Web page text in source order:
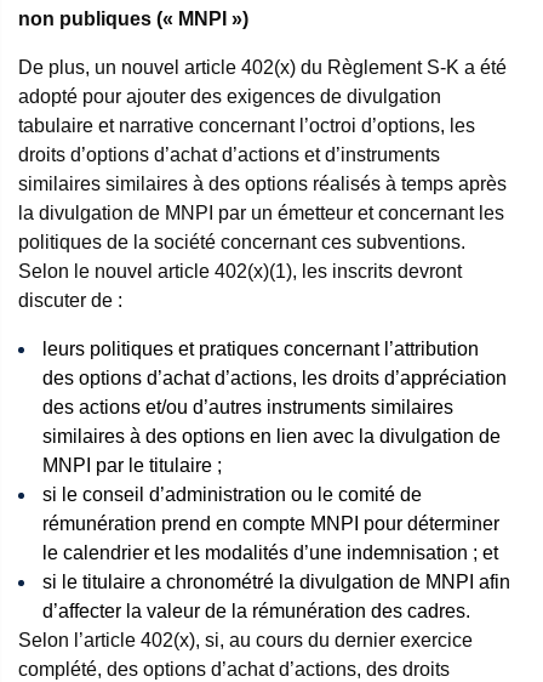
non publiques (« MNPI »)
De plus, un nouvel article 402(x) du Règlement S-K a été
adopté pour ajouter des exigences de divulgation
tabulaire et narrative concernant l’octroi d’options, les
droits d’options d’achat d’actions et d’instruments
similaires similaires à des options réalisés à temps après
la divulgation de MNPI par un émetteur et concernant les
politiques de la société concernant ces subventions.
Selon le nouvel article 402(x)(1), les inscrits devront
discuter de :
leurs politiques et pratiques concernant l’attribution
des options d’achat d’actions, les droits d’appréciation
des actions et/ou d’autres instruments similaires
similaires à des options en lien avec la divulgation de
MNPI par le titulaire ;
si le conseil d’administration ou le comité de
rémunération prend en compte MNPI pour déterminer
le calendrier et les modalités d’une indemnisation ; et
si le titulaire a chronométré la divulgation de MNPI afin
d’affecter la valeur de la rémunération des cadres.
Selon l’article 402(x), si, au cours du dernier exercice
complété, des options d’achat d’actions, des droits